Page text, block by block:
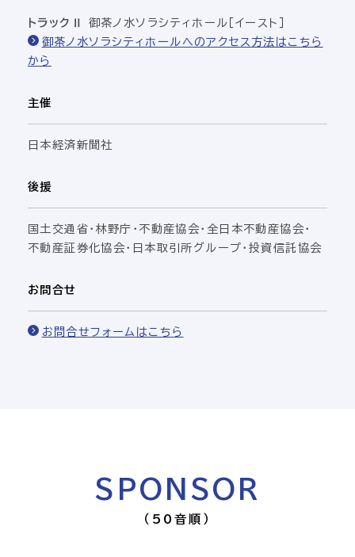
トラックⅡ 御茶ノ水ソラシティホール［イースト］
御茶ノ水ソラシティホールへのアクセス方法はこちら
から
主催
日本経済新聞社
後援
国土交通省・ 林野庁・ 不動産協会・ 全日本不動産協会・
不動産証券化協会・ 日本取引所グループ・ 投資信託協会
お問合せ
お問合せフォームはこちら
SPONSOR
（50音順）